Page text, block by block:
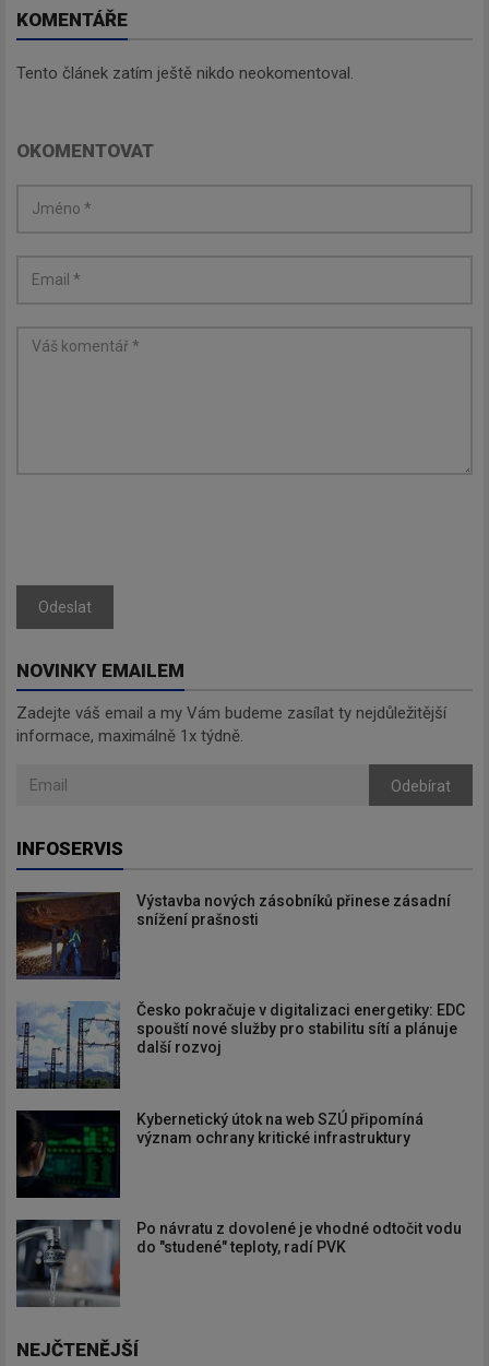
KOMENTÁŘE
Tento článek zatím ještě nikdo neokomentoval.
OKOMENTOVAT
Odeslat
NOVINKY EMAILEM
Zadejte váš email a my Vám budeme zasílat ty nejdůležitější
informace, maximálně 1x týdně.
Odebírat
INFOSERVIS
Výstavba nových zásobníků přinese zásadní
snížení prašnosti
Česko pokračuje v digitalizaci energetiky: EDC
spouští nové služby pro stabilitu sítí a plánuje
další rozvoj
Kybernetický útok na web SZÚ připomíná
význam ochrany kritické infrastruktury
Po návratu z dovolené je vhodné odtočit vodu
do "studené" teploty, radí PVK
NEJČTENĚJŠÍ